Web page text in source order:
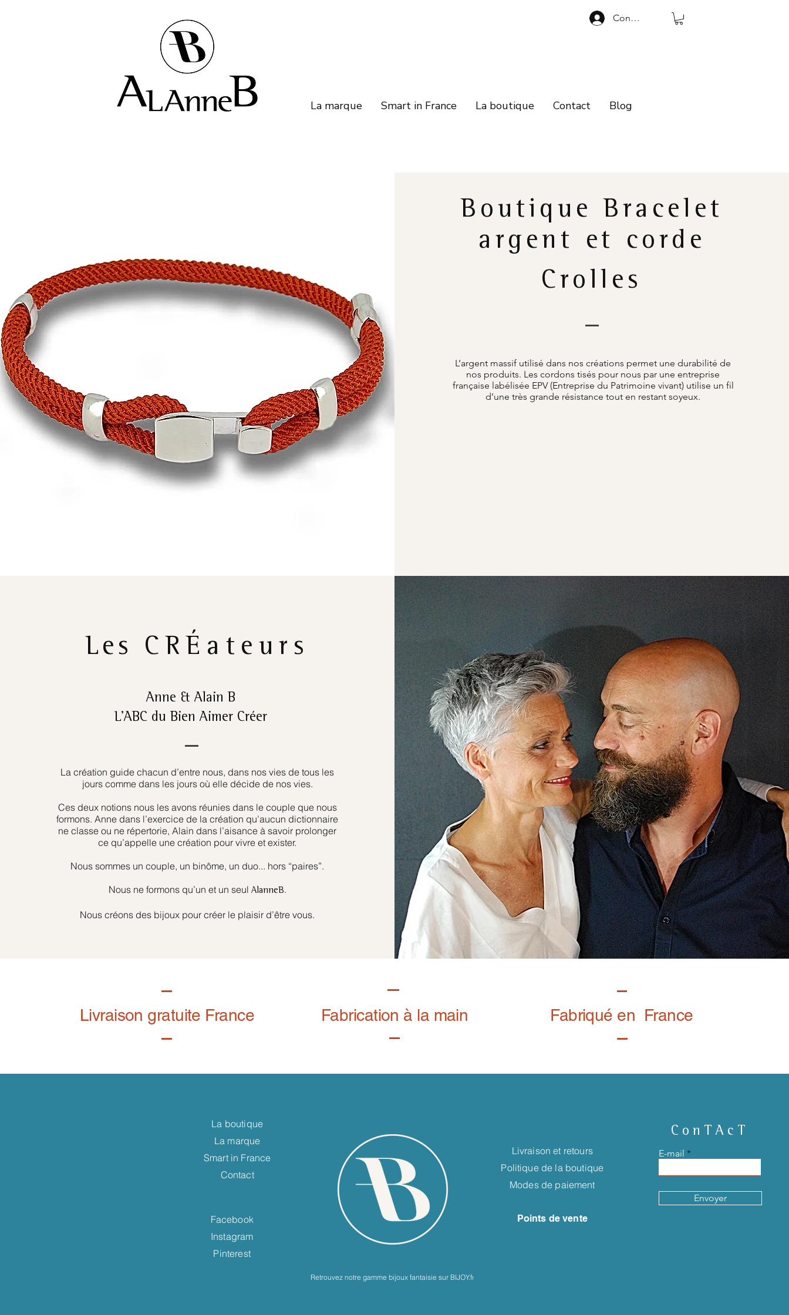
Connexion
La marque Smart in France La boutique Contact Blog
Boutique Bracelet
argent et corde
Crolles
L’argent massif utilisé dans nos créations permet une durabilité de
nos produits. Les cordons tisés pour nous par une entreprise
française labélisée EPV (Entreprise du Patrimoine vivant) utilise un fil
d’une très grande résistance tout en restant soyeux.
Les CRÉateurs
Anne & Alain B
L’ABC du Bien Aimer Créer
La création guide chacun d’entre nous, dans nos vies de tous les
jours comme dans les jours où elle décide de nos vies.
Ces deux notions nous les avons réunies dans le couple que nous
formons. Anne dans l’exercice de la création qu’aucun dictionnaire
ne classe ou ne répertorie, Alain dans l’aisance à savoir prolonger
ce qu’appelle une création pour vivre et exister.
Nous sommes un couple, un binôme, un duo... hors “paires”.
Nous ne formons qu’un et un seul AlanneB.
Nous créons des bijoux pour créer le plaisir d’être vous.
Livraison gratuite France Fabrication à la main Fabriqué en France
La boutique
La marque
Smart in France
Contact
Facebook
Instagram
Pinterest
Retrouvez notre gamme bijoux fantaisie sur BIJOY.fr
Livraison et retours
Politique de la boutique
Modes de paiement
Points de vente
ConTAcT
E-mail
Envoyer